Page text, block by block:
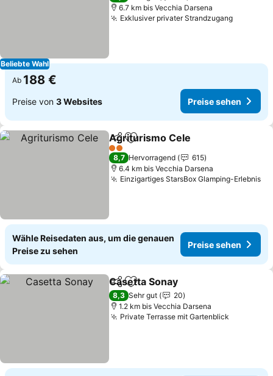
Beliebte Wahl
6.7 km bis Vecchia Darsena
Exklusiver privater StrandzugangPreise
Ab 188 €
Preise von 3 Websites Preise sehen
TeilenZu Favoriten hinzufügen
Agriturismo Cele
2 Sterne
8,7 Hervorragend
615
6.4 km bis Vecchia Darsena
Einzigartiges StarsBox Glamping-Erlebnis
Wähle Reisedaten aus, um die genauen
Preise zu sehen
Preise sehen
TeilenZu Favoriten hinzufügen
Casetta Sonay
8,3 Sehr gut
20
1.2 km bis Vecchia Darsena
Private Terrasse mit Gartenblick